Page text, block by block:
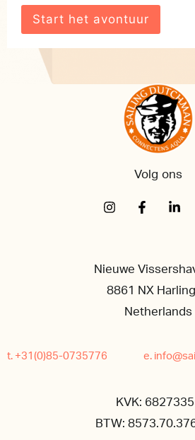
Volg ons
Nieuwe
8861 NX
Netherlands
t. +31(0)85-0735776 e.
KVK:
BTW: